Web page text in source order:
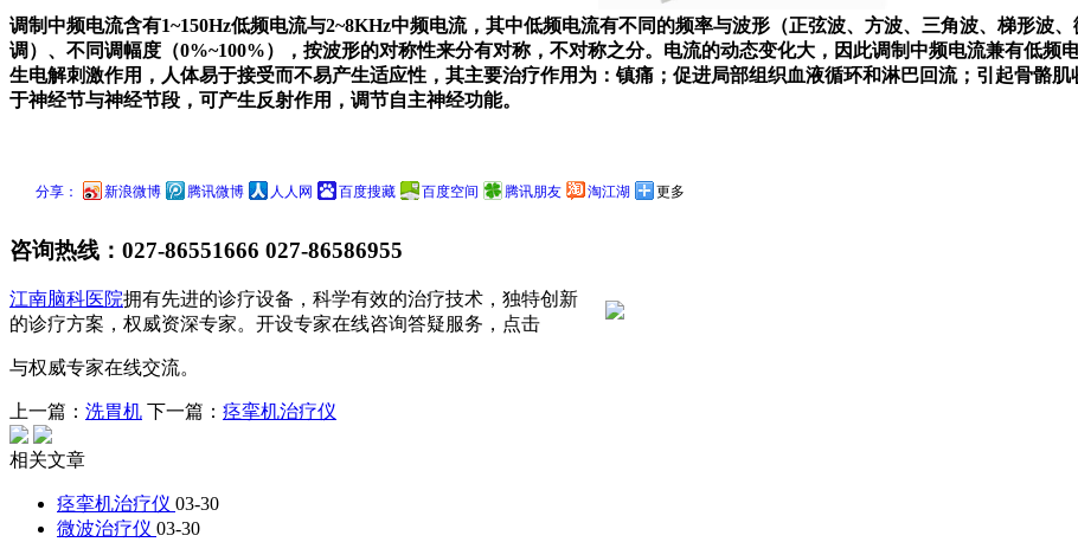
调制中频电流含有1~150Hz低频电流与2~8KHz中频电流，其中低频电流有不同的频率与波形（正弦波、方波、三角波、梯形波
调）、不同调幅度（0%~100%），按波形的对称性来分有对称，不对称之分。电流的动态变化大，因此调制中频电流兼有低频
生电解刺激作用，人体易于接受而不易产生适应性，其主要治疗作用为：镇痛；促进局部组织血液循环和淋巴回流；引起骨骼
于神经节与神经节段，可产生反射作用，调节自主神经功能。
分享： 新浪微博 腾讯微博 人人网 百度搜藏 百度空间 腾讯朋友 淘江湖 更多
咨询热线： 027-86551666 027-86586955
江南脑科医院拥有先进的诊疗设备，科学有效的治疗技术，独特创新
的诊疗方案，权威资深专家。开设专家在线咨询答疑服务，点击
与权威专家在线交流。
上一篇： 洗胃机 下一篇： 痉挛机治疗仪
相关文章
痉挛机治疗仪 03-30
微波治疗仪 03-30